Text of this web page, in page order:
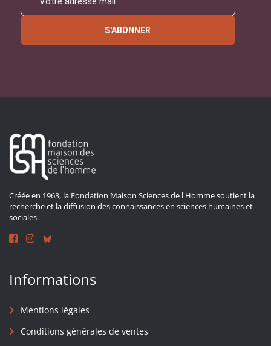
S'ABONNER
Créée en 1963, la Fondation Maison Sciences de l'Homme soutient la
recherche et la diffusion des connaissances en sciences humaines et
sociales.
Informations
Mentions légales
Conditions générales de ventes